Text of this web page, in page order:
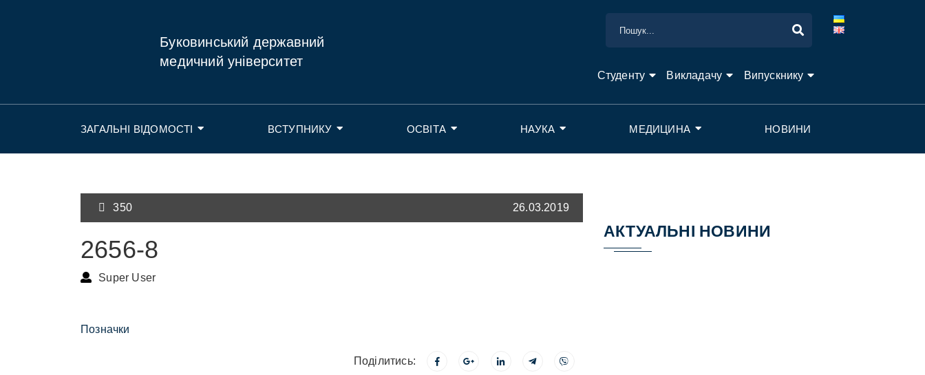
Буковинський державний
медичний університет
Студенту Викладачу Випускнику
ЗАГАЛЬНІ ВІДОМОСТІ ВСТУПНИКУ ОСВІТА НАУКА МЕДИЦИНА НОВИНИ
350 26.03.2019
2656-8
Super User
Позначки
Поділитись:
АКТУАЛЬНІ НОВИНИ